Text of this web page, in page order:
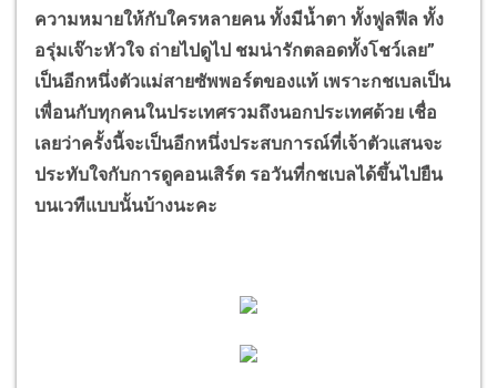
ความหมายให้กับใครหลายคน ทั้งมีน้ำตา ทั้งฟูลฟีล ทั้ง
อรุ่มเจ๊าะหัวใจ ถ่ายไปดูไป ชมน่ารักตลอดทั้งโชว์เลย”
เป็นอีกหนึ่งตัวแม่สายซัพพอร์ตของแท้ เพราะกชเบลเป็น
เพื่อนกับทุกคนในประเทศรวมถึงนอกประเทศด้วย เชื่อ
เลยว่าครั้งนี้จะเป็นอีกหนึ่งประสบการณ์ที่เจ้าตัวแสนจะ
ประทับใจกับการดูคอนเสิร์ต รอวันที่กชเบลได้ขึ้นไปยืน
บนเวทีแบบนั้นบ้างนะคะ